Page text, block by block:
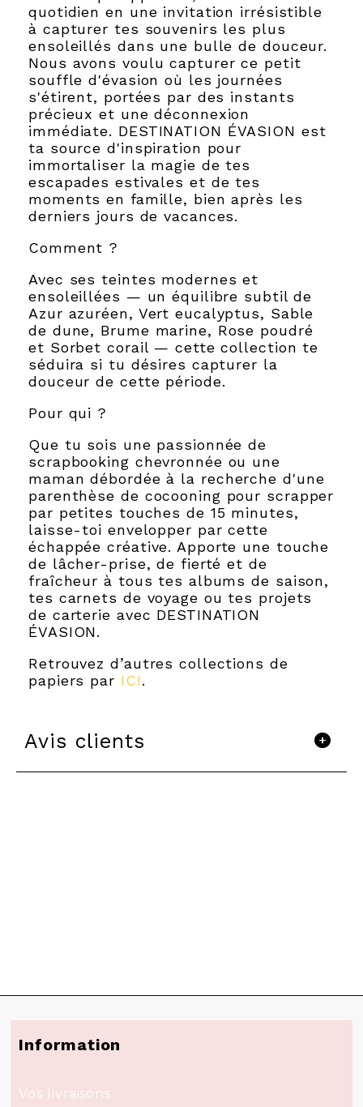
quotidien en une invitation irrésistible
à capturer tes souvenirs les plus
ensoleillés dans une bulle de douceur.
Nous avons voulu capturer ce petit
souffle d'évasion où les journées
s'étirent, portées par des instants
précieux et une déconnexion
immédiate. DESTINATION ÉVASION est
ta source d'inspiration pour
immortaliser la magie de tes
escapades estivales et de tes
moments en famille, bien après les
derniers jours de vacances.
Comment ?
Avec ses teintes modernes et
ensoleillées — un équilibre subtil de
Azur azuréen, Vert eucalyptus, Sable
de dune, Brume marine, Rose poudré
et Sorbet corail — cette collection te
séduira si tu désires capturer la
douceur de cette période.
Pour qui ?
Que tu sois une passionnée de
scrapbooking chevronnée ou une
maman débordée à la recherche d'une
parenthèse de cocooning pour scrapper
par petites touches de 15 minutes,
laisse-toi envelopper par cette
échappée créative. Apporte une touche
de lâcher-prise, de fierté et de
fraîcheur à tous tes albums de saison,
tes carnets de voyage ou tes projets
de carterie avec DESTINATION
ÉVASION.
Retrouvez d’autres collections de
papiers par ICI.
Avis clients
Information
Vos livraisons